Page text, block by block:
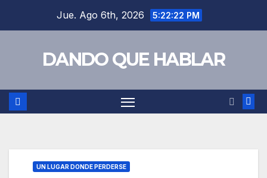
Jue. Ago 6th, 2026 5:22:23 PM
DANDO QUE HABLAR
UN LUGAR DONDE PERDERSE